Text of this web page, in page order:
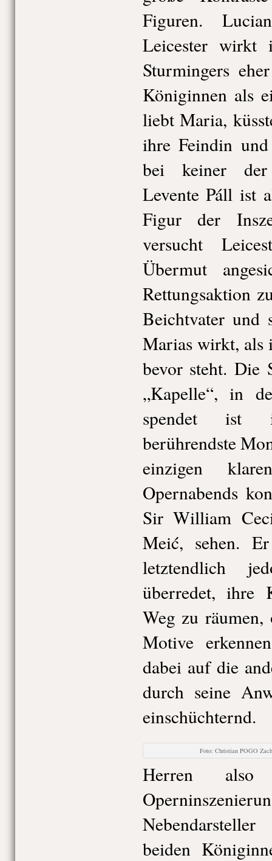
Figuren.
Leicester wirkt
Sturmingers
Königinnen als
liebt Maria,
ihre Feindin
bei keiner der
Levente Páll ist
Figur der
versucht
Übermut
Rettungsaktion
Beichtvater und
Marias wirkt, als
bevor steht. Die
„Kapelle“, in
spendet ist
berührendste
einzigen
Opernabends
Sir William
Meić, sehen.
letztendlich
überredet, ihre
Weg zu räumen,
Motive
dabei auf die
durch seine
einschüchternd.
Foto: Christian POGO Zach
Herren
beiden